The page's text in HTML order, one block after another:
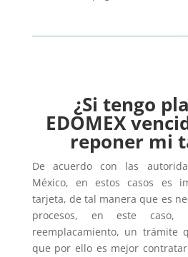
¿Si tengo
EDOMEX
reponer mi
De acuerdo con las
México, en estos casos es
tarjeta, de tal manera que es
procesos, en este
reemplacamiento, un trámite
que por ello es mejor